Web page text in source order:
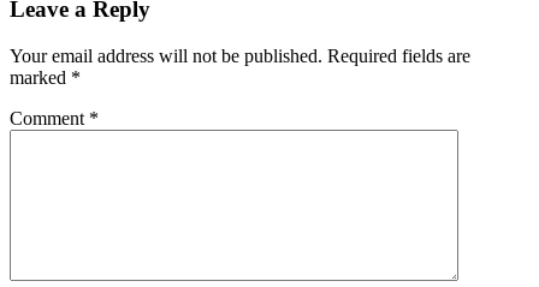
Leave a Reply
Your email address will not be published. Required fields are
marked *
Comment *